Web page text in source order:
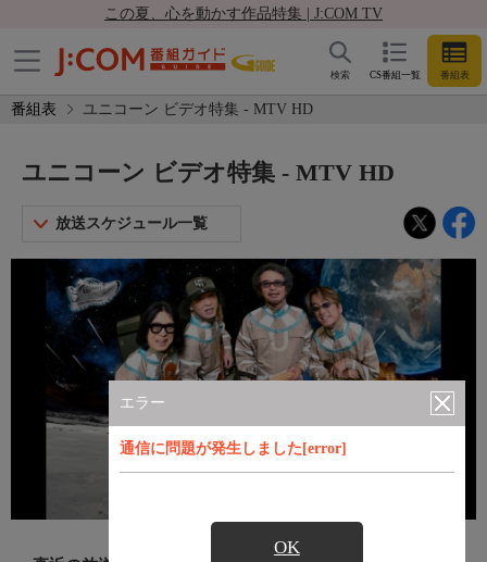
この夏、心を動かす作品特集 | J:COM TV
CS番組一覧 番組表
検索
番組表 ユニコーン ビデオ特集 - MTV HD
エラー
通信に問題が発生しました[error]
OK
ユニコーン ビデオ特集 - MTV HD
放送スケジュール一覧